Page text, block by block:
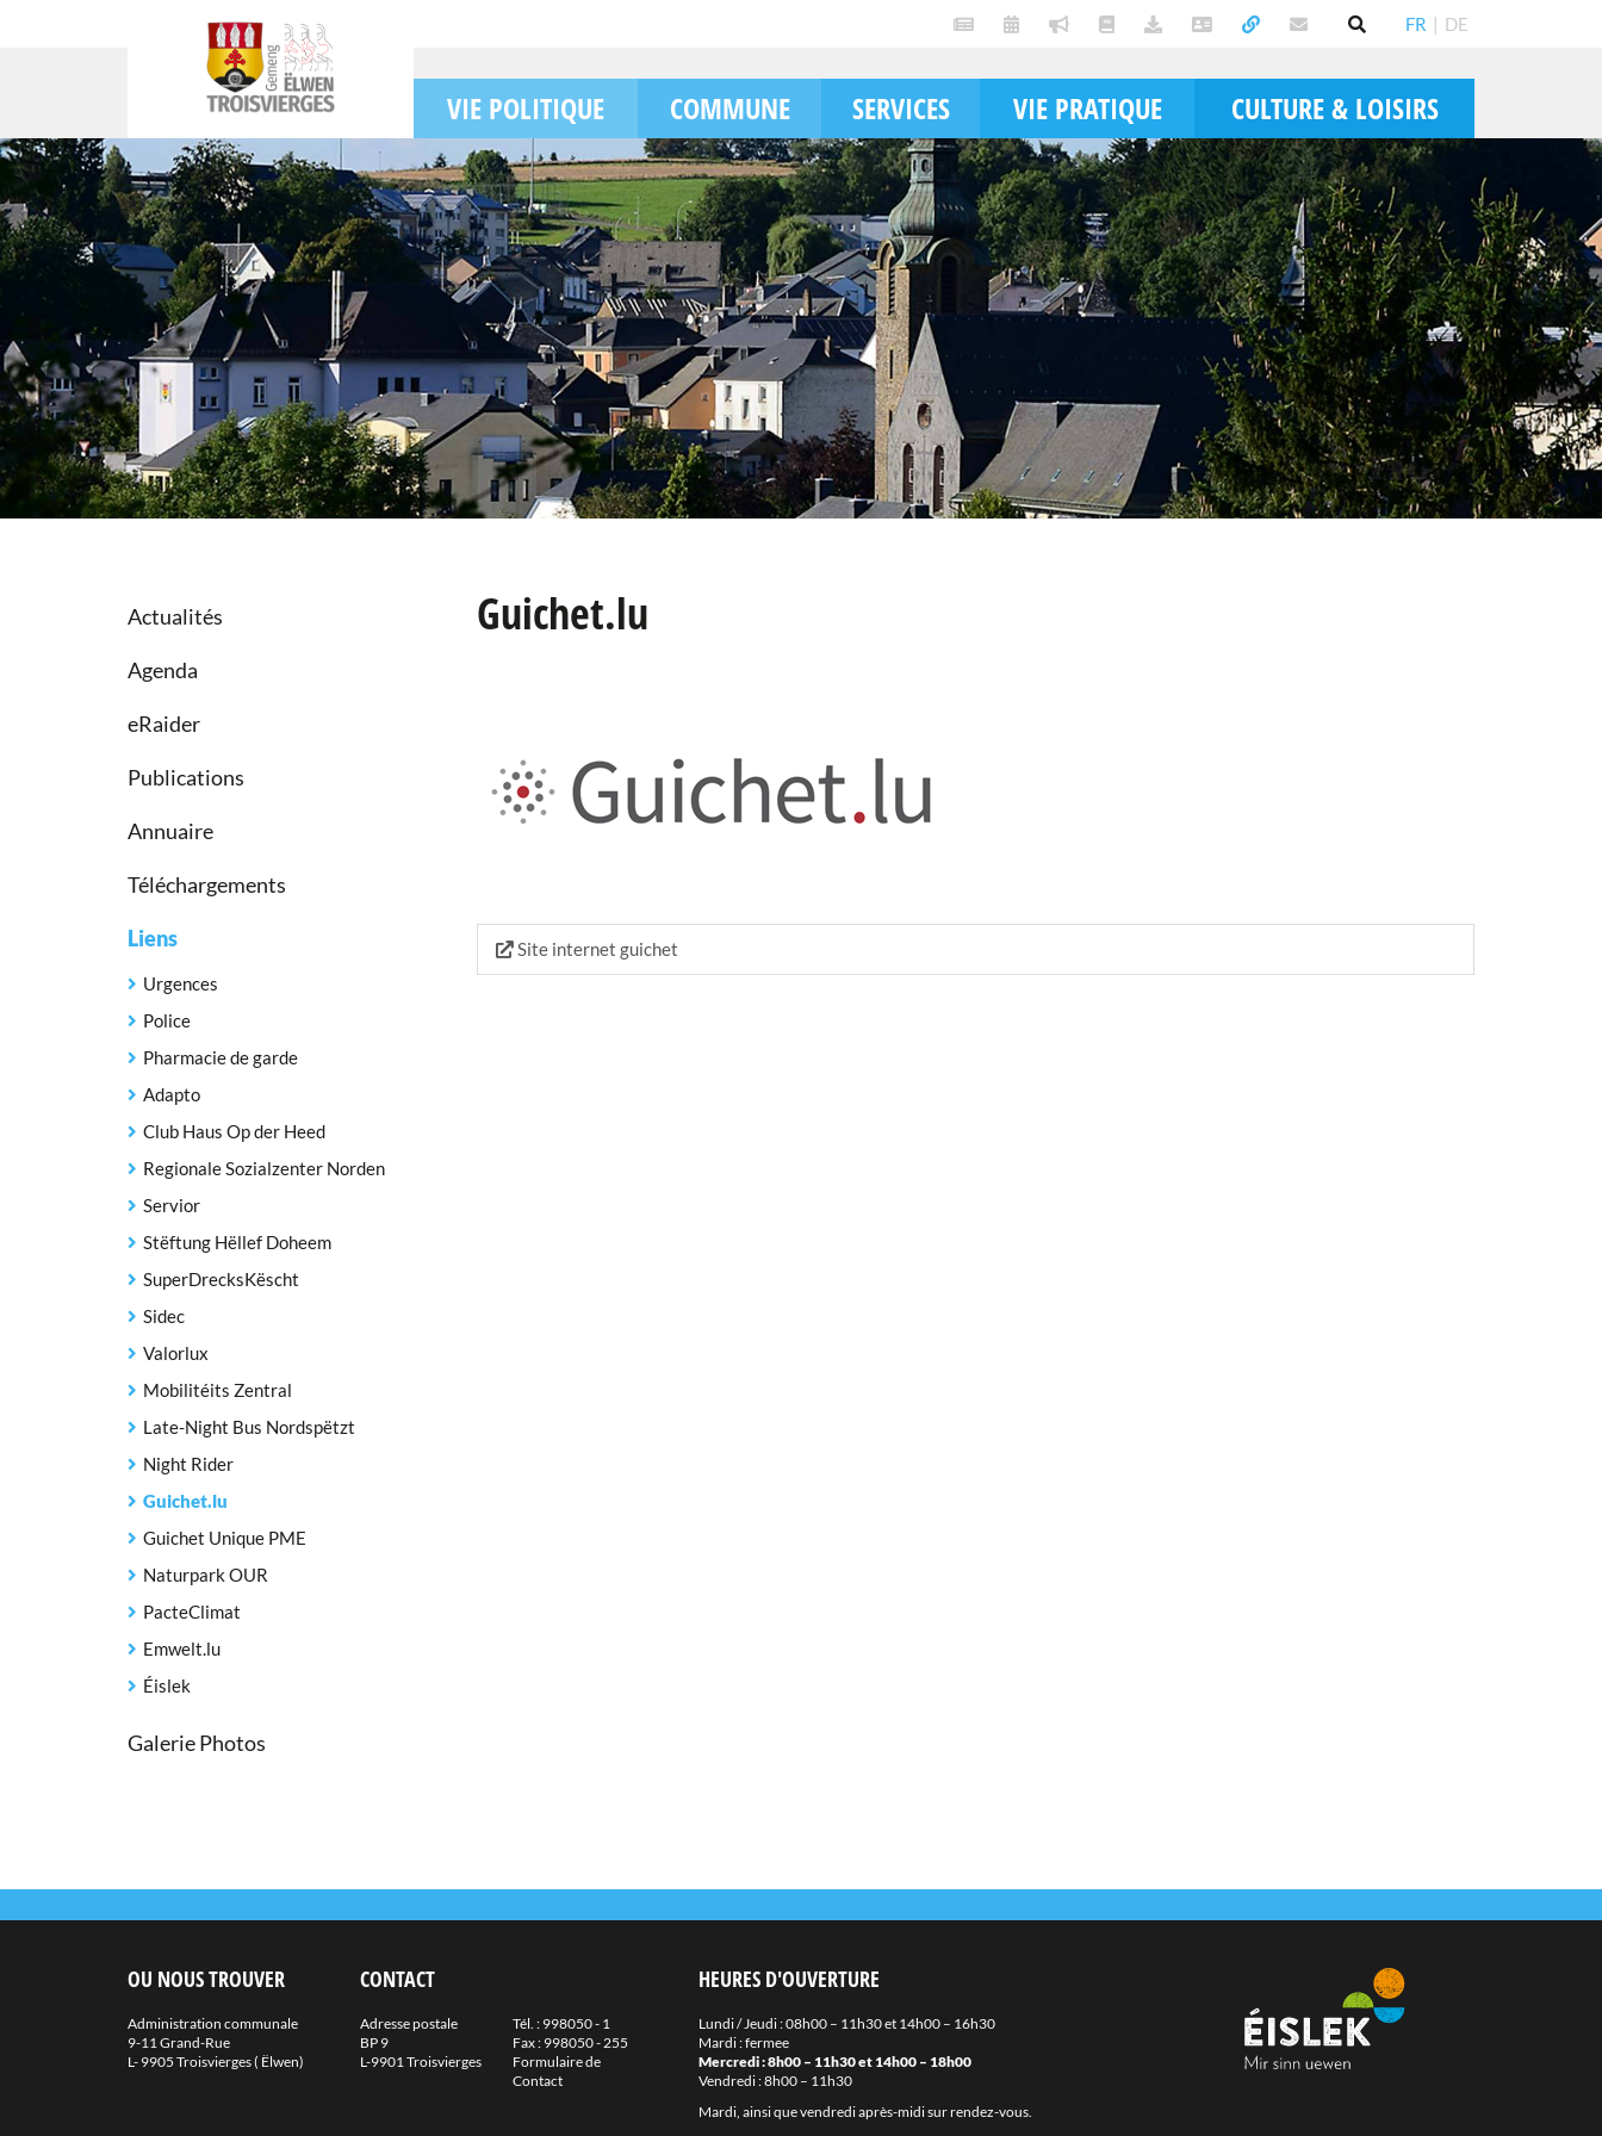
FR | DE
VIE POLITIQUE COMMUNE SERVICES VIE PRATIQUE CULTURE & LOISIRS
Actualités
Agenda
eRaider
Publications
Annuaire
Téléchargements
Liens
Urgences
Police
Pharmacie de garde
Adapto
Club Haus Op der Heed
Regionale Sozialzenter Norden
Servior
Stëftung Hëllef Doheem
SuperDrecksKëscht
Sidec
Valorlux
Mobilitéits Zentral
Late-Night Bus Nordspëtzt
Night Rider
Guichet.lu
Guichet Unique PME
Naturpark OUR
PacteClimat
Emwelt.lu
Éislek
Galerie Photos
Guichet.lu
Site internet guichet
OU NOUS TROUVER
Administration communale
9-11 Grand-Rue
L- 9905 Troisvierges ( Ëlwen)
CONTACT
Adresse postale
BP 9
L-9901 Troisvierges
Tél. : 998050 - 1
Fax : 998050 - 255
Formulaire de
Contact
HEURES D'OUVERTURE
Lundi / Jeudi : 08h00 – 11h30 et 14h00 – 16h30
Mardi : fermee
Mercredi : 8h00 – 11h30 et 14h00 – 18h00
Vendredi : 8h00 – 11h30
Mardi, ainsi que vendredi après-midi sur rendez-vous.